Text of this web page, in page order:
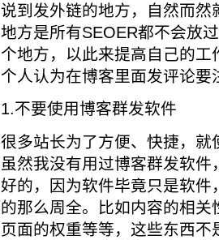
说到发外链的地方，自然而
地方是所有SEOER都不会放
个地方，以此来提高自己的
个人认为在博客里面发评论要
1.不要使用博客群发软件
很多站长为了方便、快捷，
虽然我没有用过博客群发软
好的，因为软件毕竟只是软
的那么周全。比如内容的相
页面的权重等等，这些东西